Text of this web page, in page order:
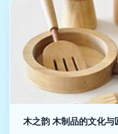
木之韵 木制品的文化与